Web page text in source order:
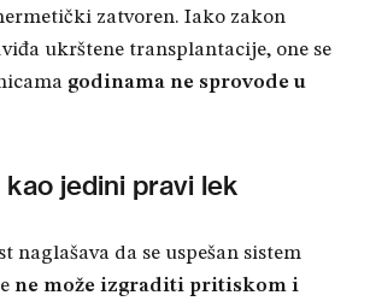
zatvoren. Iako zakon
ukrštene transplantacije, one se
godinama ne sprovode u
jedini pravi lek
naglašava da se uspešan sistem
ne može izgraditi pritiskom i